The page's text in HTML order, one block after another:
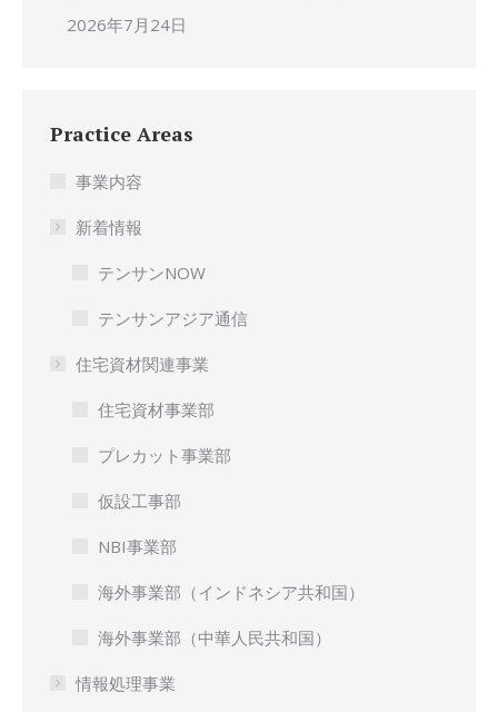
2026年7月24日
Practice Areas
事業内容
新着情報
テンサンNOW
テンサンアジア通信
住宅資材関連事業
住宅資材事業部
プレカット事業部
仮設工事部
NBI事業部
海外事業部（インドネシア共和国）
海外事業部（中華人民共和国）
情報処理事業